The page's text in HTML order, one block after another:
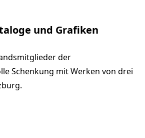
und Grafiken
der
Schenkung mit Werken von drei